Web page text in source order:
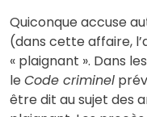
Quiconque accuse
(dans cette affaire,
« plaignant ». Dans
leCode criminel
être dit au sujet des